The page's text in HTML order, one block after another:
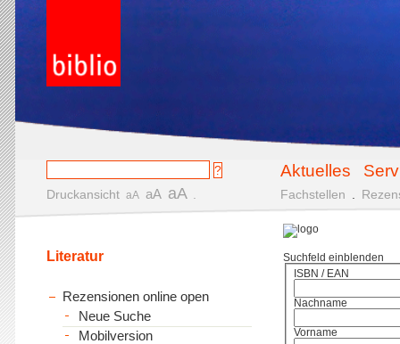
Aktuelles
Druckansicht aA aA aA Fachstellen
Suchfeld einblenden
ISBN / EAN
Nachname
Vorname
Literatur
Rezensionen online open
Neue Suche
Mobilversion